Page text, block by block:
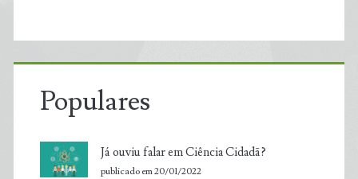
Populares
Já ouviu falar em Ciência Cidadã?
publicado em 20/01/2022